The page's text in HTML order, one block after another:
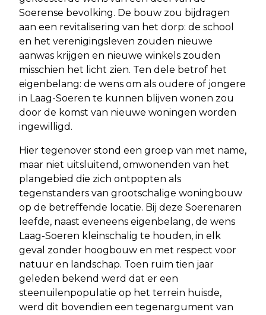
Soerense bevolking. De bouw zou bijdragen
aan een revitalisering van het dorp: de school
en het verenigingsleven zouden nieuwe
aanwas krijgen en nieuwe winkels zouden
misschien het licht zien. Ten dele betrof het
eigenbelang: de wens om als oudere of jongere
in Laag-Soeren te kunnen blijven wonen zou
door de komst van nieuwe woningen worden
ingewilligd.
Hier tegenover stond een groep van met name,
maar niet uitsluitend, omwonenden van het
plangebied die zich ontpopten als
tegenstanders van grootschalige woningbouw
op de betreffende locatie. Bij deze Soerenaren
leefde, naast eveneens eigenbelang, de wens
Laag-Soeren kleinschalig te houden, in elk
geval zonder hoogbouw en met respect voor
natuur en landschap. Toen ruim tien jaar
geleden bekend werd dat er een
steenuilenpopulatie op het terrein huisde,
werd dit bovendien een tegenargument van